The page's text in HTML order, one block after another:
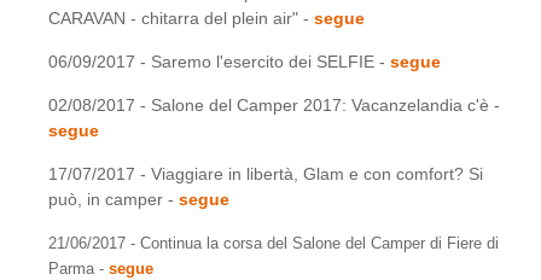
CARAVAN - chitarra del plein air" - segue
06/09/2017 - Saremo l'esercito dei SELFIE - segue
02/08/2017 - Salone del Camper 2017: Vacanzelandia c'è -
segue
17/07/2017 - Viaggiare in libertà, Glam e con comfort? Si
può, in camper - segue
21/06/2017 - Continua la corsa del Salone del Camper di Fiere di
Parma - segue